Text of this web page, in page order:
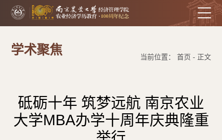
学术聚焦 当前位置： 首页 - 正文
砥砺十年 筑梦远航 南京农业
大学MBA办学十周年庆典隆重